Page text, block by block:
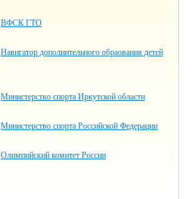
ВФСК ГТО
Навигатор дополнительного обраования детей
Министерство спорта Иркутской области
Министерство спорта Российской Федерации
Олимпийский комитет России